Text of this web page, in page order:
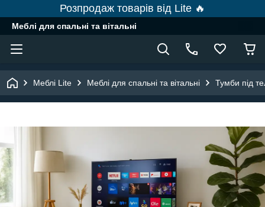
Розпродаж товарів від Lite 🔥
Меблі для спальні та вітальні
Меблі Lite Меблі для спальні та вітальні Тумби під